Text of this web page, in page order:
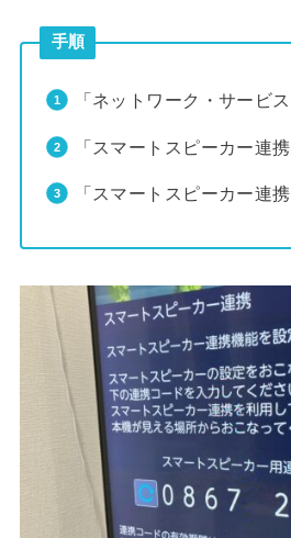
手順
「ネットワーク・サービ
「スマートスピーカー連
「スマートスピーカー連